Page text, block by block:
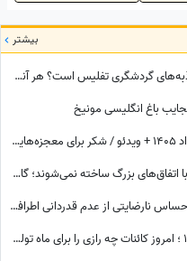
بیشتر
چرا موزه ملی گرجستان یکی از مهم‌ترین جاذبه‌های گردشگری تفلیس است؟ هر آنچه باید قبل از بازدید بدانید
باغ انگلیسی مونیخ
شکرگزاری صبحگاهی امروز پنج‌شنبه 15 مرداد 1405 + ویدئو / شکر برای معجزه‌هایی که دیدم، برای نعمت‌هایی که هنوز ندیده‌ام، و برای آرزوهایی که همین حالا در مسیر رسیدن به من هستند
طالع‌بینی روز؛ زیباترین احساس‌ها همیشه با اتفاق‌های بزرگ ساخته نمی‌شوند؛ گاهی یک نگاه یا یک توجه کوتاه می‌تواند یک روز معمولی را به خاطره‌ای خاص تبدیل کند / پنج‌شنبه 15 مرداد 1405
فال روزانه امروز پنج‌شنبه 15 مرداد 1405 / احساس نارضایتی از عدم قدردانی اطرافیان، امری طبیعی است، اما ...
گردونه شانس امروز پنج‌شنبه 15 مرداد 1405 ؛ امروز کائنات چه رازی را برای ماه تولد تو فاش کرده؟